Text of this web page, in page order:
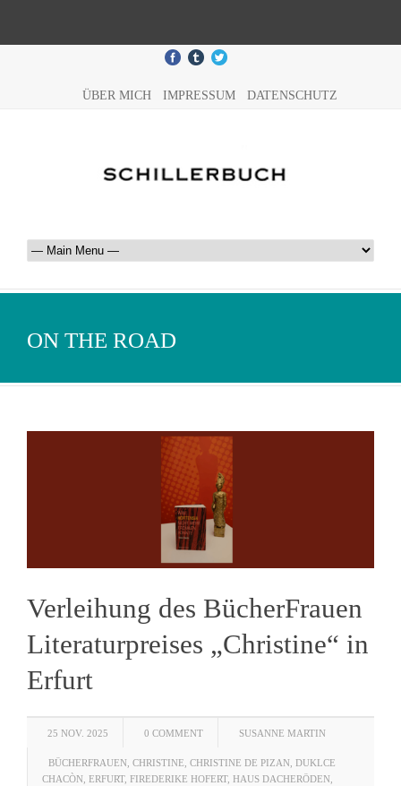
ÜBER MICH IMPRESSUM DATENSCHUTZ
ON THE ROAD
Verleihung des BücherFrauen
Literaturpreises „Christine“ in
Erfurt
25 NOV. 2025 0 COMMENT SUSANNE MARTIN
BÜCHERFRAUEN CHRISTINE CHRISTINE DE PIZAN DUKLCE
CHACÒN ERFURT, FIREDERIKE HOFERT, HAUS DACHERÖDEN